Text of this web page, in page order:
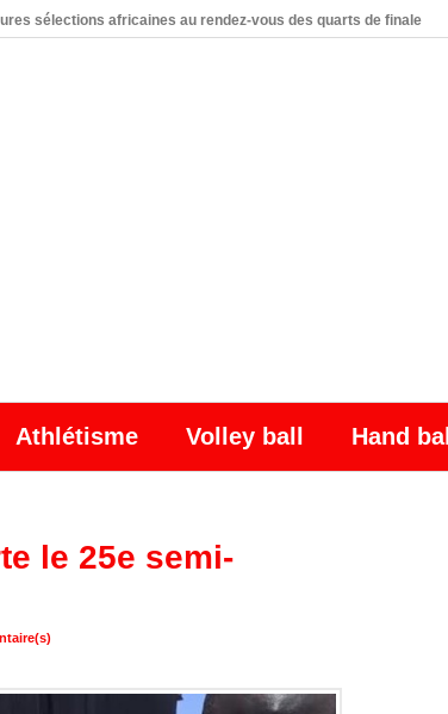
sélections africaines au rendez-vous des quarts de finale
Athlétisme Volley ball Hand
le 25e semi-